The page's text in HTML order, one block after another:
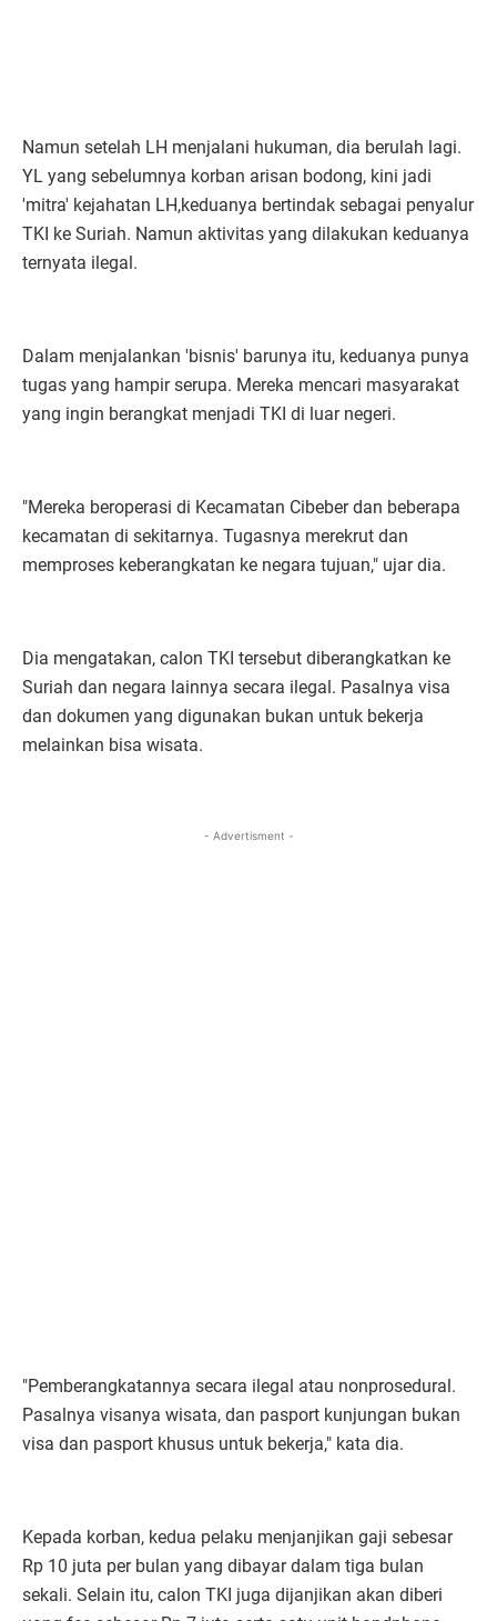
Namun setelah LH menjalani hukuman, dia berulah lagi.
YL yang sebelumnya korban arisan bodong, kini jadi
'mitra' kejahatan LH,keduanya bertindak sebagai penyalur
TKI ke Suriah. Namun aktivitas yang dilakukan keduanya
ternyata ilegal.
Dalam menjalankan 'bisnis' barunya itu, keduanya punya
tugas yang hampir serupa. Mereka mencari masyarakat
yang ingin berangkat menjadi TKI di luar negeri.
"Mereka beroperasi di Kecamatan Cibeber dan beberapa
kecamatan di sekitarnya. Tugasnya merekrut dan
memproses keberangkatan ke negara tujuan," ujar dia.
Dia mengatakan, calon TKI tersebut diberangkatkan ke
Suriah dan negara lainnya secara ilegal. Pasalnya visa
dan dokumen yang digunakan bukan untuk bekerja
melainkan bisa wisata.
- Advertisment -
"Pemberangkatannya secara ilegal atau nonprosedural.
Pasalnya visanya wisata, dan pasport kunjungan bukan
visa dan pasport khusus untuk bekerja," kata dia.
Kepada korban, kedua pelaku menjanjikan gaji sebesar
Rp 10 juta per bulan yang dibayar dalam tiga bulan
sekali. Selain itu, calon TKI juga dijanjikan akan diberi